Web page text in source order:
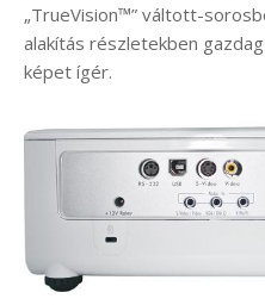
„TrueVision™” váltott-
alakítás részletekben
képet ígér.